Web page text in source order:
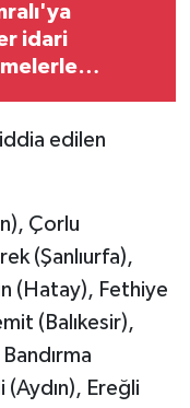
idari
edilen
Çorlu
(Şanlıurfa),
(Hatay), Fethiye
(Balıkesir),
(Aydın), Ereğli